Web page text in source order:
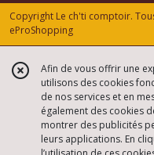
Copyright Le ch'ti comptoir.
eProShopping
Afin de vous offrir une
utilisons des cookies
de nos services et en
également des cookies
montrer des publicités
leurs applications. En